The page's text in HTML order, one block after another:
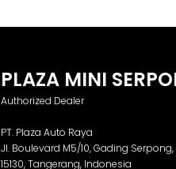
PLAZA MINI
Authorized Dealer
PT. Plaza Auto Raya
Jl. Boulevard M5/10, Gading Serpong,
15130, Tangerang, Indonesia